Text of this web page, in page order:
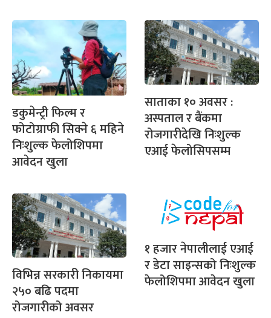
डकुमेन्ट्री फिल्म र
फोटोग्राफी सिक्ने ६ महिने
निःशुल्क फेलोशिपमा
आवेदन खुला
साताका १० अवसर :
अस्पताल र बैंकमा
रोजगारीदेखि निःशुल्क
एआई फेलोसिपसम्म
विभिन्न सरकारी निकायमा
२५० बढि पदमा
रोजगारीको अवसर
१ हजार नेपालीलाई एआई
र डेटा साइन्सको निःशुल्क
फेलोशिपमा आवेदन खुला